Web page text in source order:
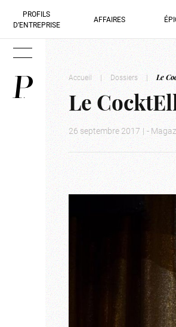
PROFILS
D’ENTREPRISE
AFFAIRES
Accueil | Dossiers | Le
Le
26 septembre 2017 | -